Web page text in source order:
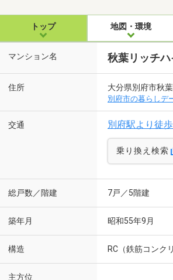
トップ 地図・環境
マンション名 秋葉リッチハ
住所 大分県別府市秋
別府市の暮らしデ
交通 別府駅より徒
乗り換え検索
総戸数／階建 7戸／5階建
築年月 昭和55年9月
構造 RC（鉄筋コンク
主方位